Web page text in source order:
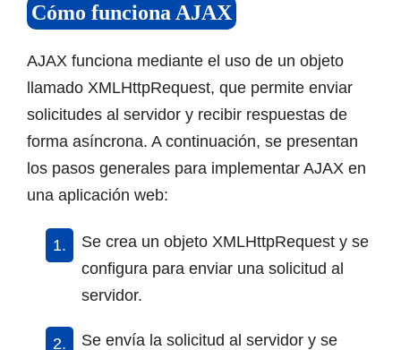
Cómo funciona AJAX
AJAX funciona mediante el uso de un objeto
llamado XMLHttpRequest, que permite enviar
solicitudes al servidor y recibir respuestas de
forma asíncrona. A continuación, se presentan
los pasos generales para implementar AJAX en
una aplicación web:
Se crea un objeto XMLHttpRequest y se
configura para enviar una solicitud al
servidor.
Se envía la solicitud al servidor y se